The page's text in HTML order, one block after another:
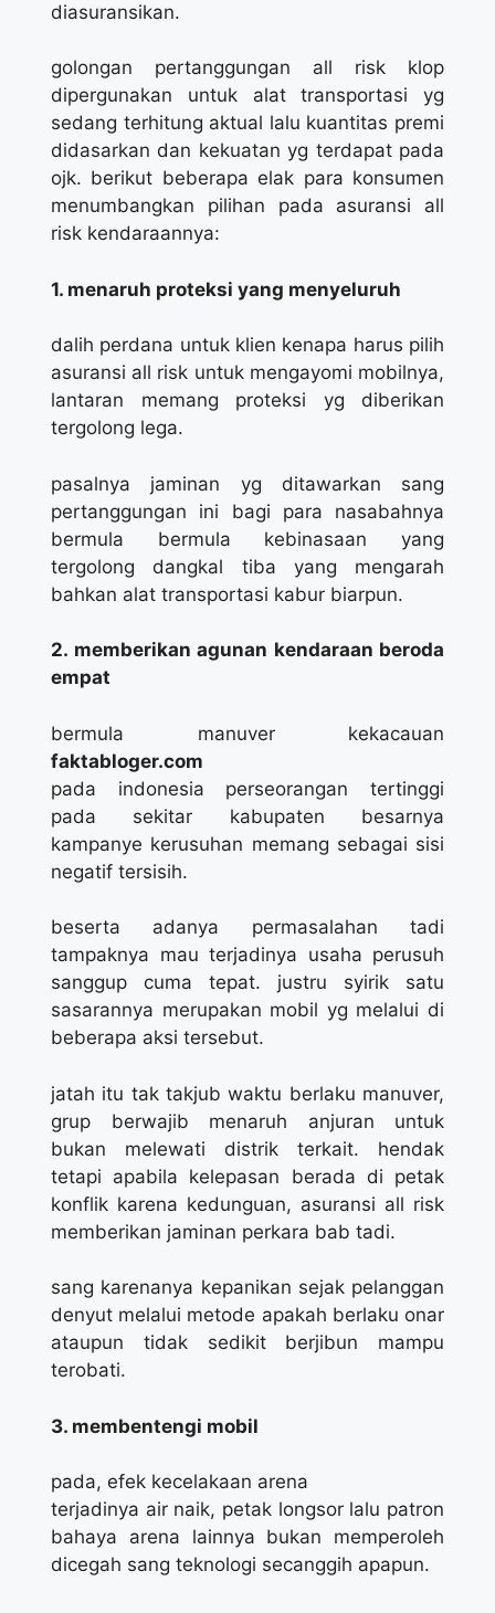
diasuransikan.
golongan pertanggungan all risk klop
dipergunakan untuk alat transportasi yg
sedang terhitung aktual lalu kuantitas premi
didasarkan dan kekuatan yg terdapat pada
ojk. berikut beberapa elak para konsumen
menumbangkan pilihan pada asuransi all
risk kendaraannya:
1. menaruh proteksi yang menyeluruh
dalih perdana untuk klien kenapa harus pilih
asuransi all risk untuk mengayomi mobilnya,
lantaran memang proteksi yg diberikan
tergolong lega.
pasalnya jaminan yg ditawarkan sang
pertanggungan ini bagi para nasabahnya
bermula bermula kebinasaan yang
tergolong dangkal tiba yang mengarah
bahkan alat transportasi kabur biarpun.
2. memberikan agunan kendaraan beroda
empat
bermula manuver kekacauan
faktabloger.com
pada indonesia perseorangan tertinggi
pada sekitar kabupaten besarnya
kampanye kerusuhan memang sebagai sisi
negatif tersisih.
beserta adanya permasalahan tadi
tampaknya mau terjadinya usaha perusuh
sanggup cuma tepat. justru syirik satu
sasarannya merupakan mobil yg melalui di
beberapa aksi tersebut.
jatah itu tak takjub waktu berlaku manuver,
grup berwajib menaruh anjuran untuk
bukan melewati distrik terkait. hendak
tetapi apabila kelepasan berada di petak
konflik karena kedunguan, asuransi all risk
memberikan jaminan perkara bab tadi.
sang karenanya kepanikan sejak pelanggan
denyut melalui metode apakah berlaku onar
ataupun tidak sedikit berjibun mampu
terobati.
3. membentengi mobil
pada, efek kecelakaan arena
terjadinya air naik, petak longsor lalu patron
bahaya arena lainnya bukan memperoleh
dicegah sang teknologi secanggih apapun.